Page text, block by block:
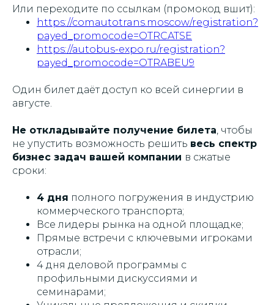
Или переходите по ссылкам (промокод вшит):
https://comautotrans.moscow/registration?
payed_promocode=OTRCATSE
https://autobus-expo.ru/registration?
payed_promocode=OTRABEU9
Один билет даёт доступ ко всей синергии в
августе.
Не откладывайте получение билета, чтобы
не упустить возможность решить весь спектр
бизнес задач вашей компании в сжатые
сроки:
4 дня полного погружения в индустрию
коммерческого транспорта;
Все лидеры рынка на одной площадке;
Прямые встречи с ключевыми игроками
отрасли;
4 дня деловой программы с
профильными дискуссиями и
семинарами;